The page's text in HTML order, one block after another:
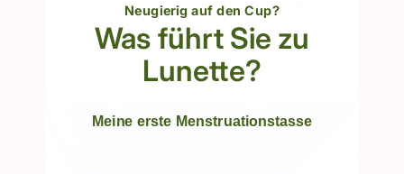
Neugierig auf den Cup?
Was führt Sie zu
Lunette?
Meine erste Menstruationstasse